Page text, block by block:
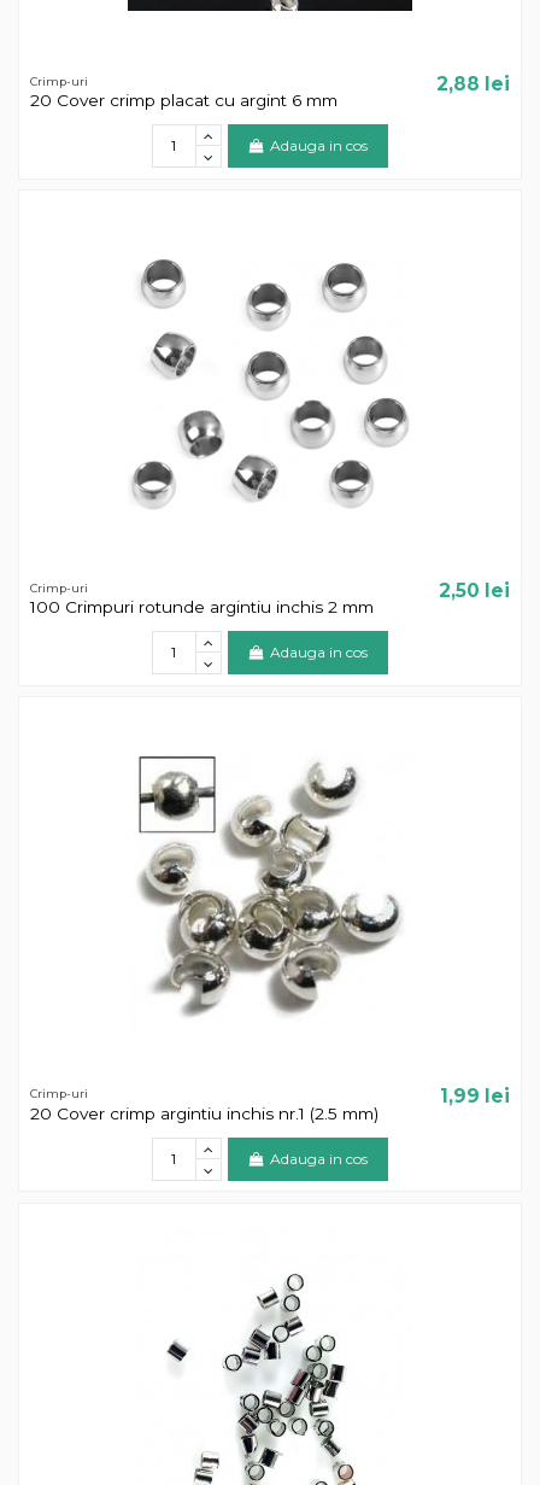
Crimp-uri
20 Cover crimp placat cu argint 6 mm
2,88 lei
Adauga in cos
Crimp-uri
100 Crimpuri rotunde argintiu inchis 2 mm
2,50 lei
Adauga in cos
Crimp-uri
20 Cover crimp argintiu inchis nr.1 (2.5 mm)
1,99 lei
Adauga in cos